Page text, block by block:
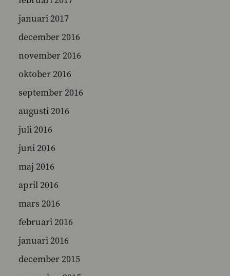
januari 2017
december 2016
november 2016
oktober 2016
september 2016
augusti 2016
juli 2016
juni 2016
maj 2016
april 2016
mars 2016
februari 2016
januari 2016
december 2015